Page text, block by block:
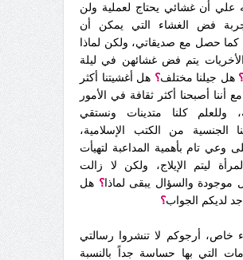
علي أن غشائي يحتاج لعملية ولن
فض الغشاء التي يمكن أن
كما حصل مع صديقاتي، ولكن لماذا
الأخريات يتم فض غشائهن في ليلة
؟ هل جيلنا مختلف؟ هل أغشيتنا أكثر
مع أننا أصبحنا أكثر ثقافة في الأمور
وللعلم كلنا متدينات ونستقي
الجنسية من الكتب الإسلامية،
وعي تام بأهمية المداعبة لتهيأت
ليتم الإيلاج، ولكن لا زالت
موجودة والسؤال يبقى لماذا؟ هل
لديكم الجواب؟
خاص، أرجوكم لا تنشروا رسالتي
التي بها حساسة جداً بالنسبة